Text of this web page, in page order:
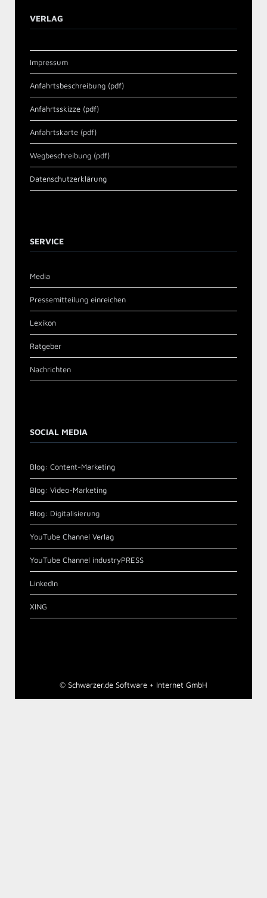
VERLAG
Impressum
Anfahrtsbeschreibung (pdf)
Anfahrtsskizze (pdf)
Anfahrtskarte (pdf)
Wegbeschreibung (pdf)
Datenschutzerklärung
SERVICE
Media
Pressemitteilung einreichen
Lexikon
Ratgeber
Nachrichten
SOCIAL MEDIA
Blog: Content-Marketing
Blog: Video-Marketing
Blog: Digitalisierung
YouTube Channel Verlag
YouTube Channel industryPRESS
LinkedIn
XING
© Schwarzer.de Software + Internet GmbH